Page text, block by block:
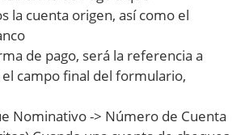
la cuenta origen, así como el
de pago, será la referencia a
campo final del formulario,
Nominativo -> Número de Cuenta